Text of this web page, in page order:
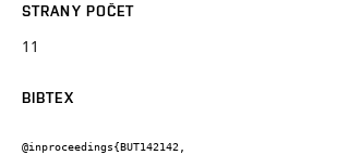
STRANY POČET
11
BIBTEX
@inproceedings{BUT142142,